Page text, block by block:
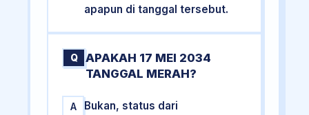
apapun di tanggal tersebut.
Q
APAKAH 17 MEI 2034
TANGGAL MERAH?
A
Bukan, status dari